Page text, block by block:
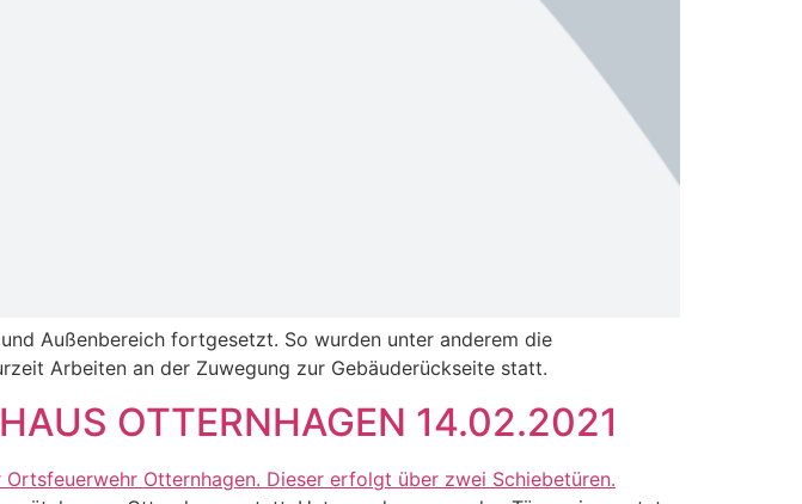
Außenbereich fortgesetzt. So wurden unter anderem die
Arbeiten an der Zuwegung zur Gebäuderückseite statt.
OTTERNHAGEN 14.02.2021